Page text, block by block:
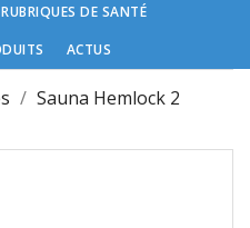
RUBRIQUES DE SANTÉ
ACTUS
Sauna Hemlock 2